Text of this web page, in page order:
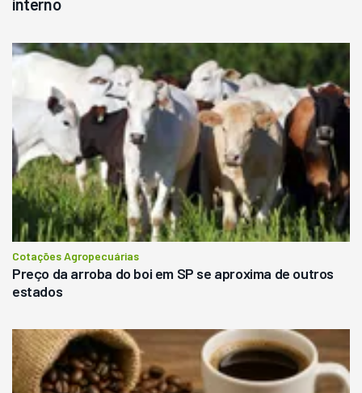
interno
Cotações Agropecuárias
Preço da arroba do boi em SP se aproxima de outros
estados